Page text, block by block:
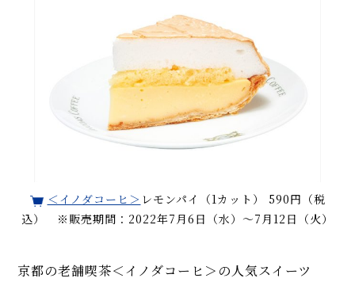
＜イノダコーヒ＞ レモンパイ（1カット） 590円（税
込） ※販売期間：2022年7月6日（水）～7月12日（火）
京都の老舗喫茶＜イノダコーヒ＞の人気スイーツ